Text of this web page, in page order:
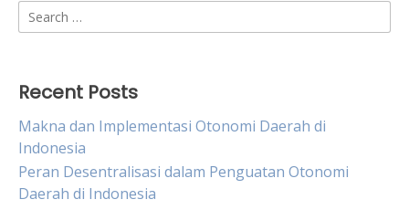
Search
for:
Recent Posts
Makna dan Implementasi Otonomi Daerah di
Indonesia
Peran Desentralisasi dalam Penguatan Otonomi
Daerah di Indonesia